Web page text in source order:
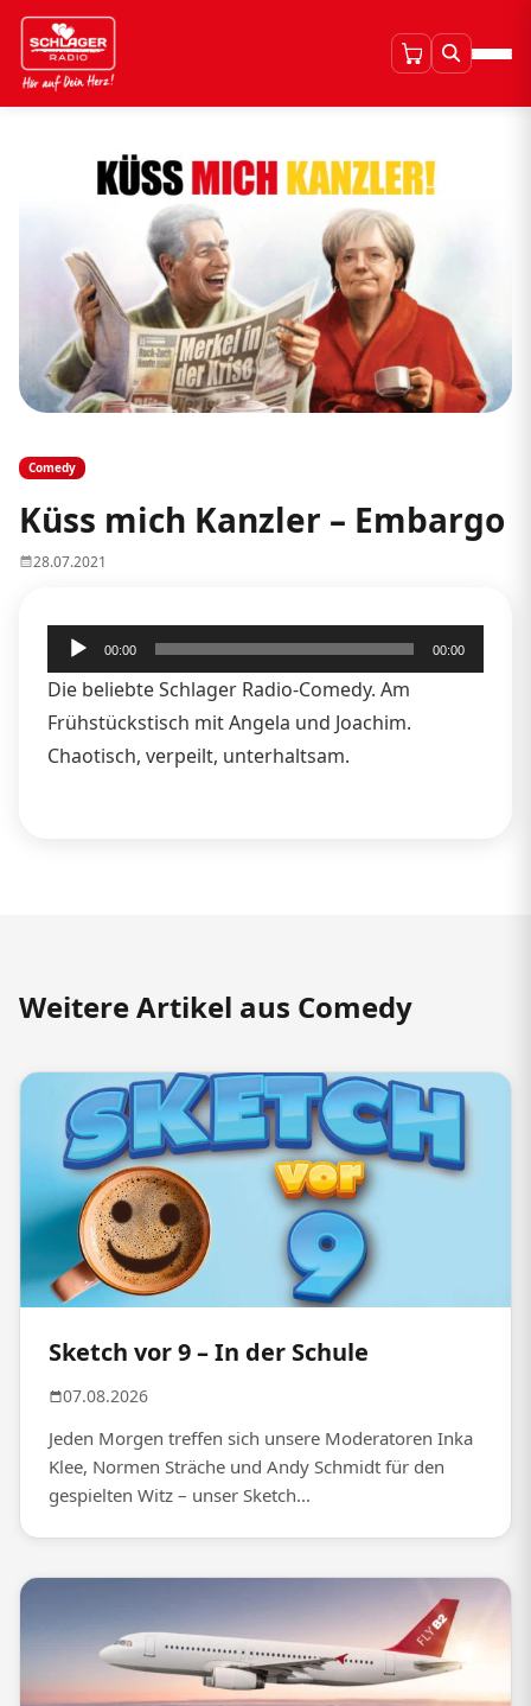
Comedy
Küss mich Kanzler – Embargo
28.07.2021
Audio-
Player
00:00 00:00
Die beliebte Schlager Radio-Comedy. Am
Frühstückstisch mit Angela und Joachim.
Chaotisch, verpeilt, unterhaltsam.
Weitere Artikel aus Comedy
Sketch vor 9 – In der Schule
07.08.2026
Jeden Morgen treffen sich unsere Moderatoren Inka
Klee, Normen Sträche und Andy Schmidt für den
gespielten Witz – unser Sketch...